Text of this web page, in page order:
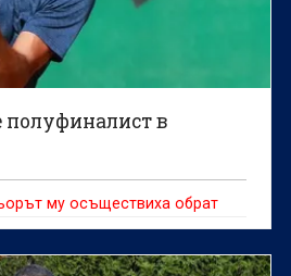
полуфиналист в
му осъществиха обрат